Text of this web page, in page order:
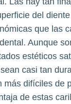
del
que las
Aunque
estéticos
casi tan
difíciles de
de estas